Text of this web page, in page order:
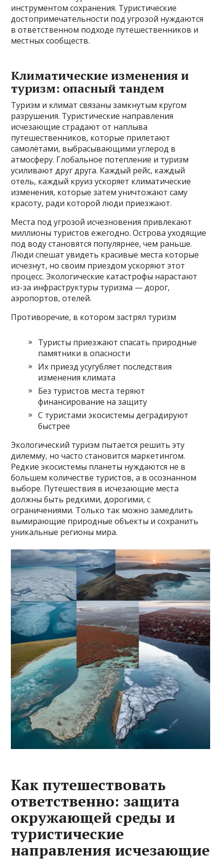
инструментом сохранения. Туристические
достопримечательности под угрозой нуждаются
в ответственном подходе путешественников и
местных сообществ.
Климатические изменения и
туризм: опасный тандем
Туризм и климат связаны замкнутым кругом
разрушения. Туристические направления
исчезающие страдают от наплыва
путешественников, которые прилетают
самолётами, выбрасывающими углерод в
атмосферу. Глобальное потепление и туризм
усиливают друг друга. Каждый рейс, каждый
отель, каждый круиз ускоряет климатические
изменения, которые затем уничтожают саму
красоту, ради которой люди приезжают.
Места под угрозой исчезновения привлекают
миллионы туристов ежегодно. Острова уходящие
под воду становятся популярнее, чем раньше.
Люди спешат увидеть красивые места которые
исчезнут, но своим приездом ускоряют этот
процесс. Экологические катастрофы нарастают
из-за инфраструктуры туризма — дорог,
аэропортов, отелей.
Противоречие, в котором застрял туризм
Туристы приезжают спасать природные
памятники в опасности
Их приезд усугубляет последствия
изменения климата
Без туристов места теряют
финансирование на защиту
С туристами экосистемы деградируют
быстрее
Экологический туризм пытается решить эту
дилемму, но часто становится маркетингом.
Редкие экосистемы планеты нуждаются не в
большем количестве туристов, а в осознанном
выборе. Путешествия в исчезающие места
должны быть редкими, дорогими, с
ограничениями. Только так можно замедлить
вымирающие природные объекты и сохранить
уникальные регионы мира.
Как путешествовать
ответственно: защита
окружающей среды и
туристические
направления исчезающие